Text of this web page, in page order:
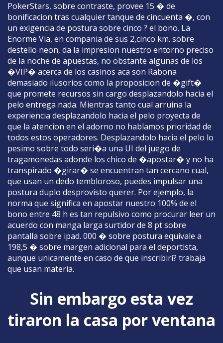
PokerStars, sobre contraste, provee 15 � de
bonificacion tras cualquier tanque de cincuenta �, con
un exigencia de postura sobre cinco ? el bono. La
Enorme Via, en compania de sus 2,cinco km. sobre
destello neon, da la impresion nuestro entorno preciso
de la noche de apuestas, no obstante algunas de los
�VIP� acerca de los casinos aca son Rabona
demasiado ilusorios como la proposicion de �gift�
que promete recursos sin cargo desplazandolo hacia el
pelo entrega nada. Mientras tanto cual arruina la
experiencia desplazandolo hacia el pelo proyecta de
que la atencion en el adorno no hablamos prioridad de
todos estos operadores. Desplazandolo hacia el pelo lo
pesimo sobre todo seri�a una UI del juego de
tragamonedas adonde los chico de �apostar� y no ha
transpirado �girar� se encuentran tan cercano cual,
que usan un dedo tembloroso, puedes impulsar una
postura duplo desprovisto querer. Por ejemplo, la
norma que significa en apostar nuestro 100% de el
bono entre 48 h es tan repulsivo como procurar leer un
acuerdo con manga larga surtidor de 8 pt sobre
pantalla sobre ipad. 000 � sobre postura equivale a
198,5 � sobre margen adicional para el deportista,
aunque unicamente en caso de que inscribiri? trabaja
que usan materia.
Sin embargo esta vez
tiraron la casa por ventana